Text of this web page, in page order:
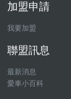
加盟申請
我要加盟
聯盟訊息
最新消息
愛車小百科